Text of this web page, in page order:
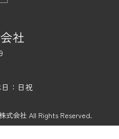
社
：日祝
式会社 All Rights Reserved.